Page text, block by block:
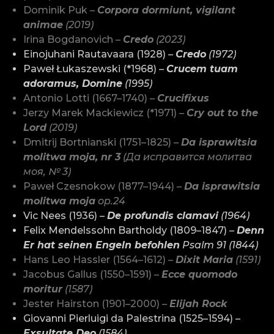
Dominik Puk – Corpora dormiunt, vigilant
animae (2019)
Irina Bogdanovich – Credo (2023)
Einojuhani Rautavaara (1928) –Credo (1972)
Paweł Łukaszewski (*1968) –Crucem tuam
adoramus, Domine (1995)
Antonio Lotti (1667–1740) – Crucifixus
Jerzy Marek Mackiewicz (*1971) – Cry out to the
Lord(2019)
Dmitrij Bortnianski (1751–1825) –Da isprawitsia
molitwa moja, nr 3(Да исправится молитва
моя, № 3)
Paweł Czesnokow (1877–1944) –Da isprawitsia
molitwa moja op.24
Vic Nees (1936) –De profundis clamavi(1964)
Felix Mendelssohn Bartholdy (1809–1847) –Denn
Er hat seinen Engeln befohlen Psalm 91 (1844)
Hans Leo Hassler (1564–1612) –Dixit Maria (1591)
Jacobus Gallus (1550–1591) –Ecce quomodo
moritur(1587)
Jester Hairston (1901–2000) –Elijah Rock
Giovanni Pierluigi da Palestrina (1525–1594) –